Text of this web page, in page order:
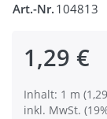
Art.-Nr. 104813
1,29 €
Inhalt: 1 m
inkl. MwSt.